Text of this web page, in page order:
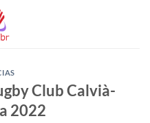
Club Calvià-
2022